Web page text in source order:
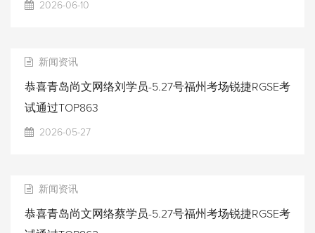
2026-06-10
新闻资讯
恭喜青岛尚文网络刘学员-5.27号福州考场锐捷RGSE考
试通过TOP863
2026-05-27
新闻资讯
恭喜青岛尚文网络蔡学员-5.27号福州考场锐捷RGSE考